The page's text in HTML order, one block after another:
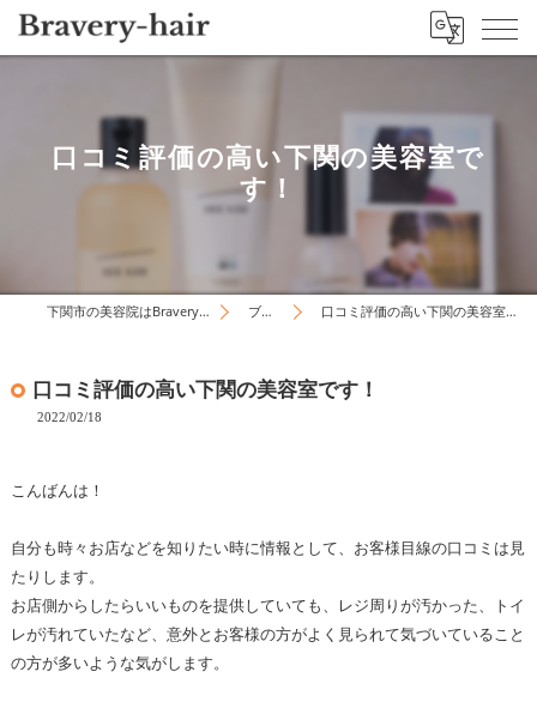
口コミ評価の高い下関の美容室で
す！
下関市の美容院はBravery-hair ブログ 口コミ評価の高い下関の美容室です！
口コミ評価の高い下関の美容室です！
2022/02/18
こんばんは！
自分も時々お店などを知りたい時に情報として、お客様目線の口コミは見
たりします。
お店側からしたらいいものを提供していても、レジ周りが汚かった、トイ
レが汚れていたなど、意外とお客様の方がよく見られて気づいていること
の方が多いような気がします。